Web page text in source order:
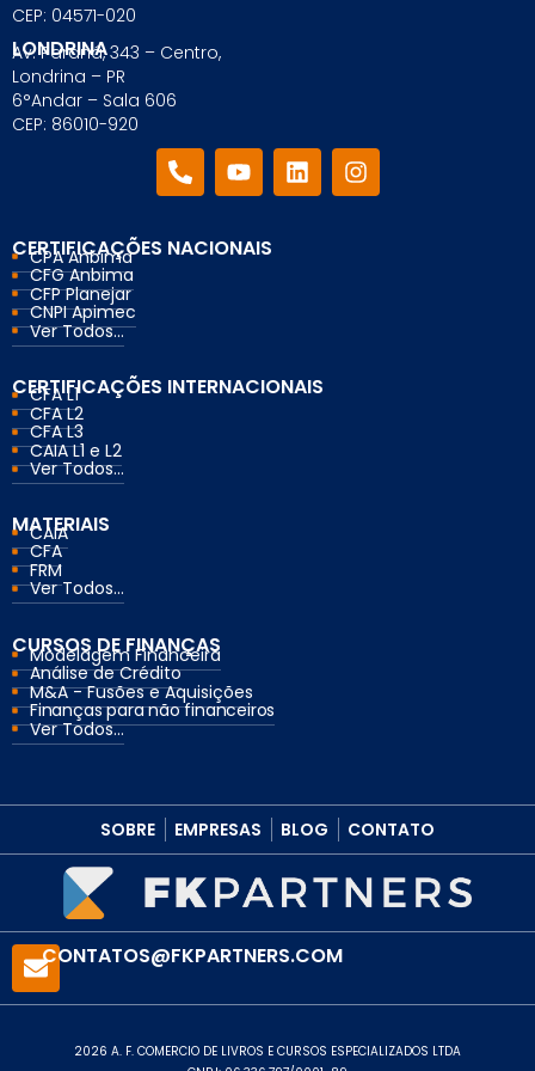
CEP: 04571-020
LONDRINA
Av. Paraná, 343 – Centro,
Londrina – PR
6°Andar – Sala 606
CEP: 86010-920
CERTIFICAÇÕES NACIONAIS
CPA Anbima
CFG Anbima
CFP Planejar
CNPI Apimec
Ver Todos...
CERTIFICAÇÕES INTERNACIONAIS
CFA L1
CFA L2
CFA L3
CAIA L1 e L2
Ver Todos...
MATERIAIS
CAIA
CFA
FRM
Ver Todos...
CURSOS DE FINANÇAS
Modelagem Financeira
Análise de Crédito
M&A - Fusões e Aquisições
Finanças para não financeiros
Ver Todos...
SOBRE EMPRESAS BLOG CONTATO
CONTATOS@FKPARTNERS.COM
2026 A. F. COMERCIO DE LIVROS E CURSOS ESPECIALIZADOS LTDA